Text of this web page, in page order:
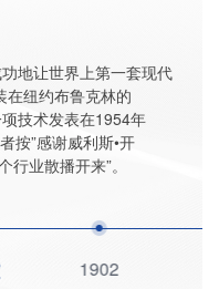
地让世界上第一套现代
在纽约布鲁克林的
技术发表在1954年
按”感谢威利斯•开
业散播开来”。
1902